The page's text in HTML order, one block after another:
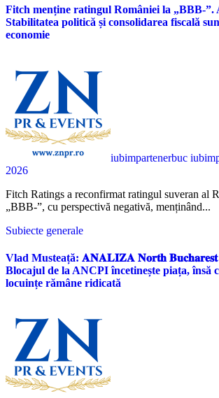
Fitch menține ratingul României la „BBB-”.
Stabilitatea politică și consolidarea fiscală
economie
iubimpartenerbuc
2026
Fitch Ratings a reconfirmat ratingul suveran al României la nivelul
„BBB-”, cu perspectivă negativă, menținând...
Subiecte generale
Vlad Musteață: 𝐀𝐍𝐀𝐋𝐈𝐙𝐀 𝐍𝐨𝐫𝐭𝐡 𝐁𝐮𝐜𝐡𝐚𝐫𝐞𝐬𝐭
Blocajul de la ANCPI încetinește piața, însă
locuințe rămâne ridicată